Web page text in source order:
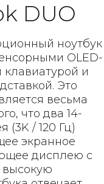
DUO
ноутбук
OLED-
клавиатурой и
Это
весьма
что два 14-
(3K / 120 Гц)
экранное
дисплею с
высокую